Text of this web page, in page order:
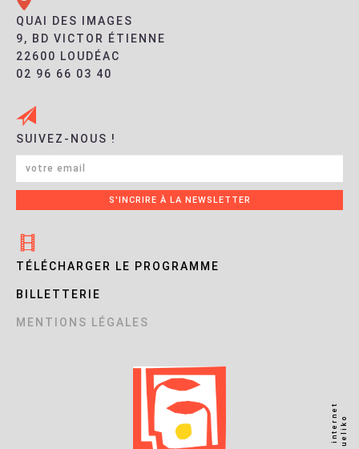
QUAI DES IMAGES
9, BD VICTOR ÉTIENNE
22600 LOUDÉAC
02 96 66 03 40
SUIVEZ-NOUS !
TÉLÉCHARGER LE PROGRAMME
BILLETTERIE
MENTIONS LÉGALES